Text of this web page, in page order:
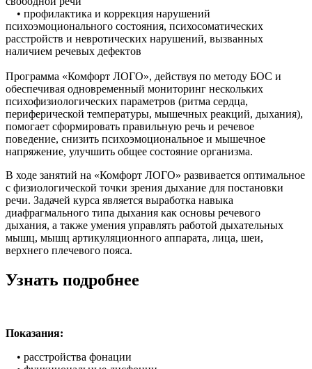
• профилактика и коррекция нарушений
психоэмоционального состояния, психосоматических
расстройств и невротических нарушений, вызванных
наличием речевых дефектов
Программа «Комфорт ЛОГО», действуя по методу БОС и
обеспечивая одновременный мониторинг нескольких
психофизиологических параметров (ритма сердца,
периферической температуры, мышечных реакций, дыхания),
помогает сформировать правильную речь и речевое
поведение, снизить психоэмоциональное и мышечное
напряжение, улучшить общее состояние организма.
В ходе занятий на «Комфорт ЛОГО» развивается оптимальное
с физиологической точки зрения дыхание для постановки
речи. Задачей курса является выработка навыка
диафрагмального типа дыхания как основы речевого
дыхания, а также умения управлять работой дыхательных
мышц, мышц артикуляционного аппарата, лица, шеи,
верхнего плечевого пояса.
Узнать подробнее
Показания:
• расстройства фонации